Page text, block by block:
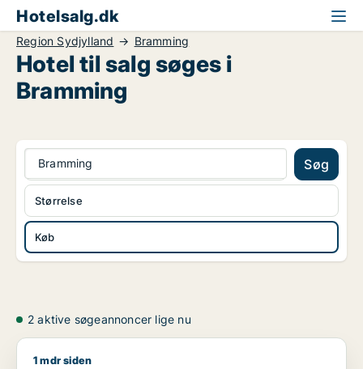
Hotelsalg.dk
Region Sydjylland Bramming
Hotel til salg søges i
Bramming
Bramming Søg
Køb
Størrelse
2 aktive søgeannoncer lige nu
Eyup søger kontor, lager, værksted, butik, klinik,
1 mdr siden